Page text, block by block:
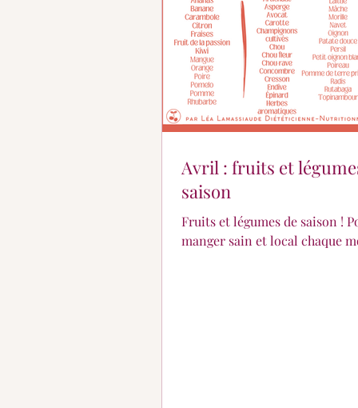
Avril : fruits et
saison
Fruits et légumes de saison ! Pour
manger sain et local chaque